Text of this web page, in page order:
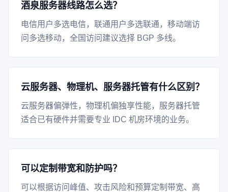
酒泉服务器线路怎么选？
电信用户多选电信，联通用户多选联通，移动端访
问多选移动，全国访问建议选择 BGP 多线。
云服务器、物理机、服务器托管有什么区别？
云服务器偏弹性，物理机偏独享性能，服务器托管
适合已有硬件并需要专业 IDC 机房环境的业务。
可以定制带宽和防护吗？
可以根据访问峰值、攻击风险和预算定制带宽、高